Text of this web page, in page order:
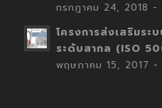
กรกฎาคม 24, 2018 -
โครงการส่งเสริมระ
ระดับสากล (ISO
พฤษภาคม 15, 2017 -